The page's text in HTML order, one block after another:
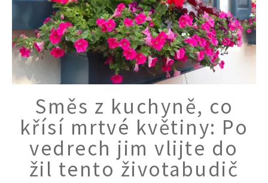
Směs z kuchyně, co
křísí mrtvé květiny: Po
vedrech jim vlijte do
žil tento životabudič